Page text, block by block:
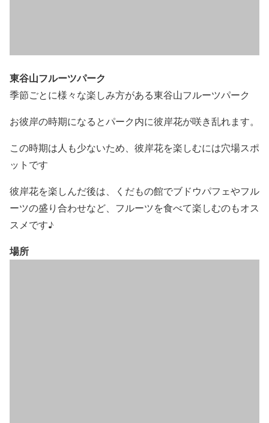
東谷山フルーツパーク
季節ごとに様々な楽しみ方がある東谷山フルーツパーク
お彼岸の時期になるとパーク内に彼岸花が咲き乱れます。
この時期は人も少ないため、彼岸花を楽しむには穴場スポ
ットです
彼岸花を楽しんだ後は、くだもの館でブドウパフェやフル
ーツの盛り合わせなど、フルーツを食べて楽しむのもオス
スメです♪
場所